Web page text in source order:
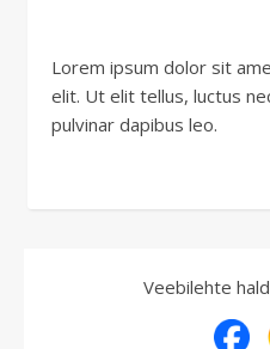
Lorem ipsum dolor sit
elit. Ut elit tellus, luctus
pulvinar dapibus leo.
Veebilehte